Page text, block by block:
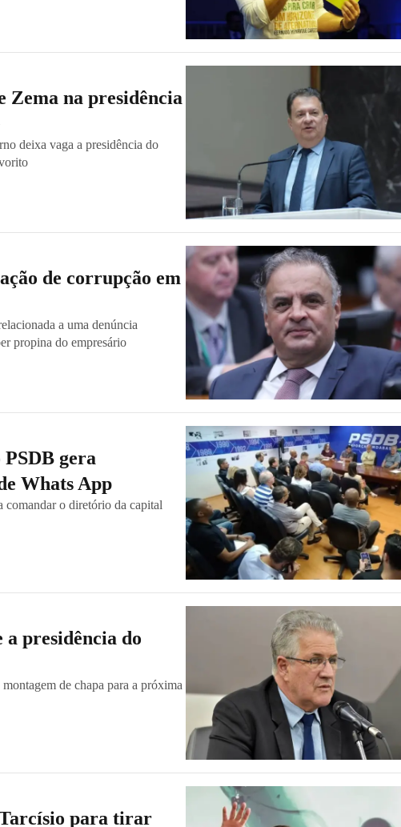
Zema na presidência
deixa vaga a presidência do
de corrupção em
a uma denúncia
propina do empresário
gera
Whats App
comandar o diretório da capital
a presidência do
de chapa para a próxima
para tirar